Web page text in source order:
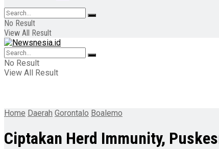
No Result
View All Result
No Result
View All Result
Home Daerah Gorontalo Boalemo
Ciptakan Herd Immunity,